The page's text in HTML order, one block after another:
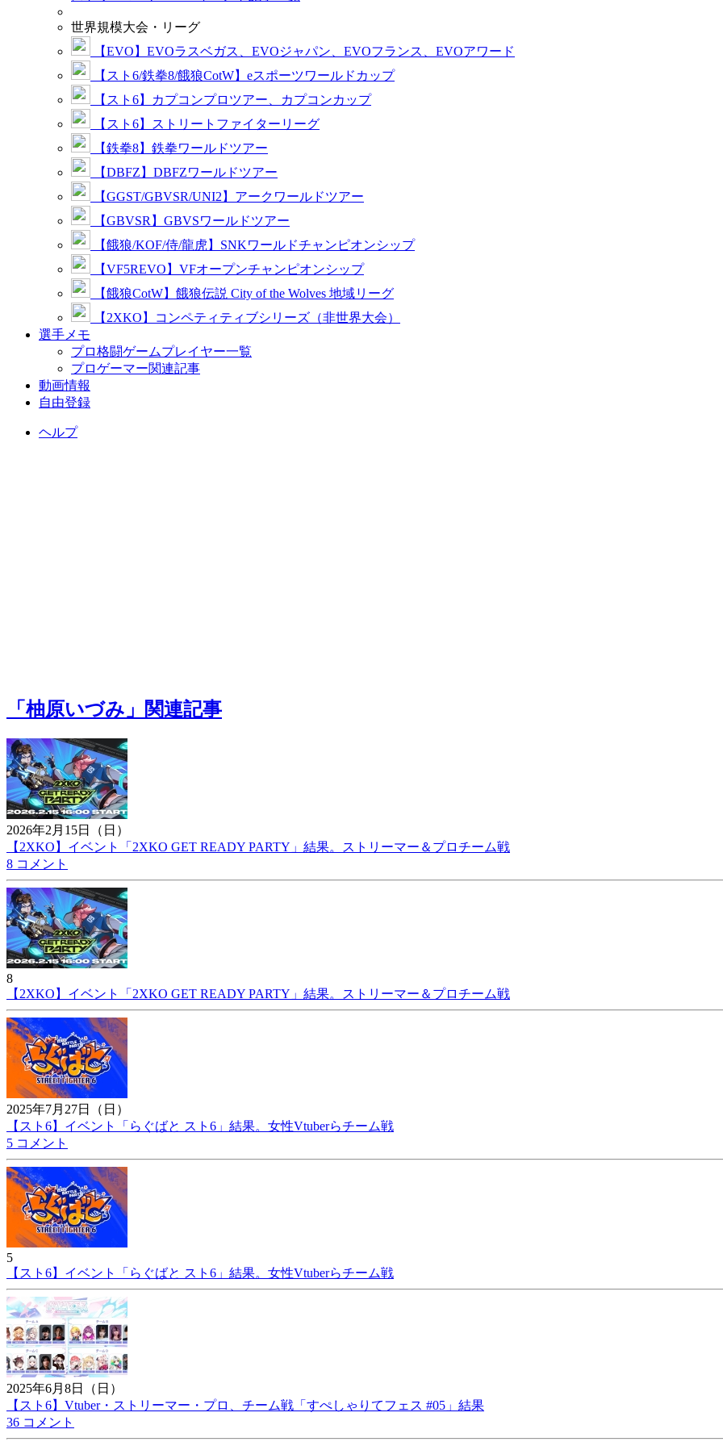
世界規模大会・リーグ
【EVO】EVOラスベガス、EVOジャパン、EVOフランス、EVOアワード
【スト6/鉄拳8/餓狼CotW】eスポーツワールドカップ
【スト6】カプコンプロツアー、カプコンカップ
【スト6】ストリートファイターリーグ
【鉄拳8】鉄拳ワールドツアー
【DBFZ】DBFZワールドツアー
【GGST/GBVSR/UNI2】アークワールドツアー
【GBVSR】GBVSワールドツアー
【餓狼/KOF/侍/龍虎】SNKワールドチャンピオンシップ
【VF5REVO】VFオープンチャンピオンシップ
【餓狼CotW】餓狼伝説 City of the Wolves 地域リーグ
【2XKO】コンペティティブシリーズ（非世界大会）
選手メモ
プロ格闘ゲームプレイヤー一覧
プロゲーマー関連記事
動画情報
自由登録
ヘルプ
「柚原いづみ」関連記事
2026年2月15日（日）
【2XKO】イベント「2XKO GET READY PARTY」結果。ストリーマー＆プロチーム戦
8 コメント
8
【2XKO】イベント「2XKO GET READY PARTY」結果。ストリーマー＆プロチーム戦
2025年7月27日（日）
【スト6】イベント「らぐばと スト6」結果。女性Vtuberらチーム戦
5 コメント
5
【スト6】イベント「らぐばと スト6」結果。女性Vtuberらチーム戦
2025年6月8日（日）
【スト6】Vtuber・ストリーマー・プロ、チーム戦「すぺしゃりてフェス #05」結果
36 コメント